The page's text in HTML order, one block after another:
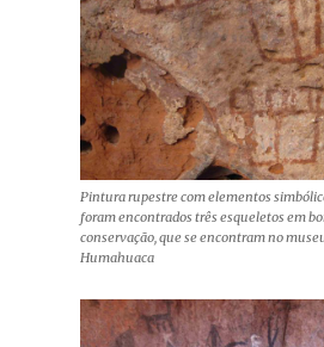
Pintura rupestre com elementos
foram encontrados três esqueletos em
conservação, que se encontram no
Humahuaca